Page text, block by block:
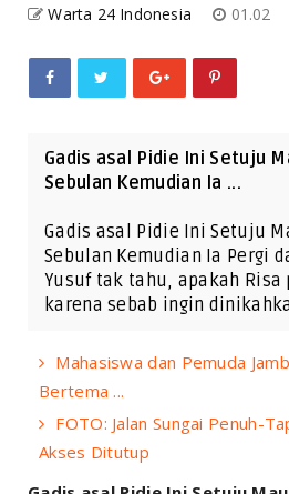
Warta 24 Indonesia 01.02
Gadis asal Pidie Ini Setuju
Sebulan Kemudian Ia ...
Gadis asal Pidie Ini Setuju
Sebulan Kemudian Ia Pergi
Yusuf tak tahu, apakah Risa
karena sebab ingin
Mahasiswa dan Pemuda
Bertema ...
FOTO: Jalan Sungai Penuh-
Akses Ditutup